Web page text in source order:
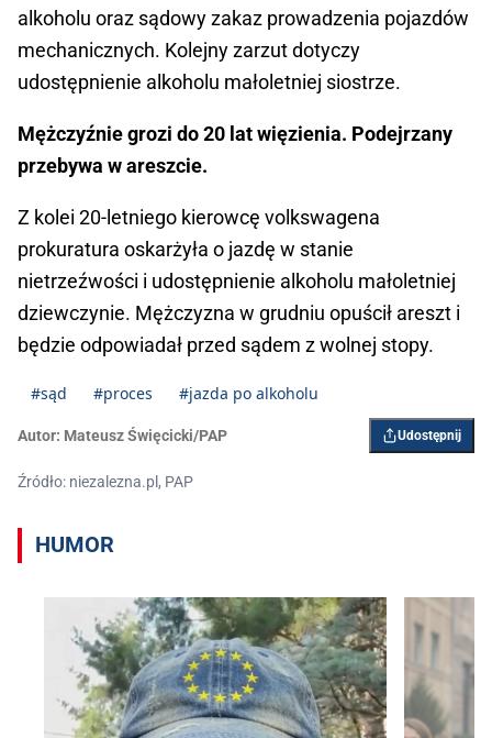
alkoholu oraz sądowy zakaz prowadzenia pojazdów
mechanicznych. Kolejny zarzut dotyczy
udostępnienie alkoholu małoletniej siostrze.
Mężczyźnie grozi do 20 lat więzienia. Podejrzany
przebywa w areszcie.
Z kolei 20-letniego kierowcę volkswagena
prokuratura oskarżyła o jazdę w stanie
nietrzeźwości i udostępnienie alkoholu małoletniej
dziewczynie. Mężczyzna w grudniu opuścił areszt i
będzie odpowiadał przed sądem z wolnej stopy.
#sąd #proces #jazda po alkoholu
Autor: Mateusz Święcicki/PAP Udostępnij
Źródło: niezalezna.pl, PAP
HUMOR